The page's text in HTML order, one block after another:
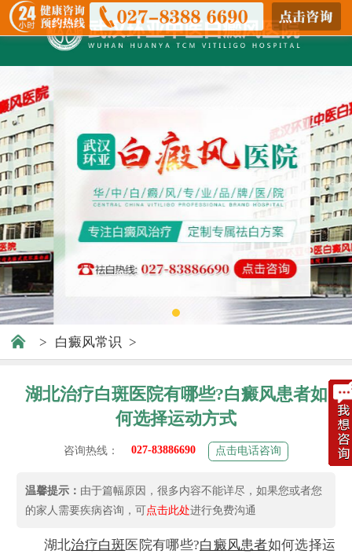
> 白癜风常识 >
湖北治疗白斑医院有哪些?白癜风患者如
何选择运动方式
咨询热线： 027-83886690 点击电话咨询
温馨提示： 由于篇幅原因，很多内容不能详尽，如果您或者您
的家人需要疾病咨询，可点击此处进行免费沟通
湖北治疗白斑 医院有哪些?白癜风患者如何选择运